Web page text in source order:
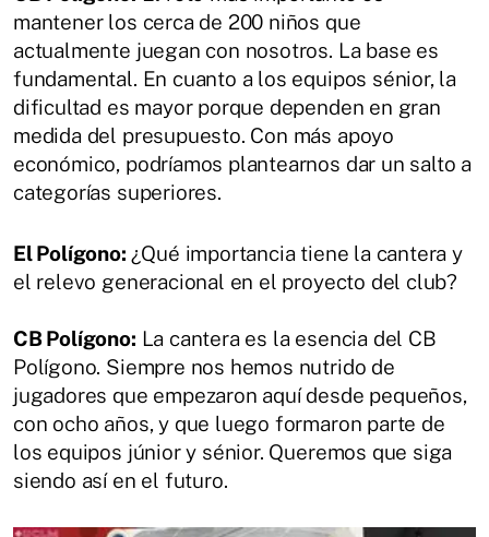
mantener los cerca de 200 niños que
actualmente juegan con nosotros. La base es
fundamental. En cuanto a los equipos sénior, la
dificultad es mayor porque dependen en gran
medida del presupuesto. Con más apoyo
económico, podríamos plantearnos dar un salto a
categorías superiores.
El Polígono: ¿Qué importancia tiene la cantera y
el relevo generacional en el proyecto del club?
CB Polígono: La cantera es la esencia del CB
Polígono. Siempre nos hemos nutrido de
jugadores que empezaron aquí desde pequeños,
con ocho años, y que luego formaron parte de
los equipos júnior y sénior. Queremos que siga
siendo así en el futuro.